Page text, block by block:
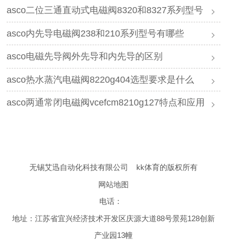
asco二位三通直动式电磁阀8320和8327系列型号
asco内先导电磁阀238和210系列型号有哪些
asco电磁先导阀外先导和内先导的区别
asco热水蒸汽电磁阀8220g404选型要求是什么
asco两通常闭电磁阀vcefcm8210g127特点和应用
无锡艾迅自动化科技有限公司
kk体育的版权所有
网站地图
电话：
地址：江苏省宜兴经济技术开发区庆源大道88号景苑128创新
产业园13幢